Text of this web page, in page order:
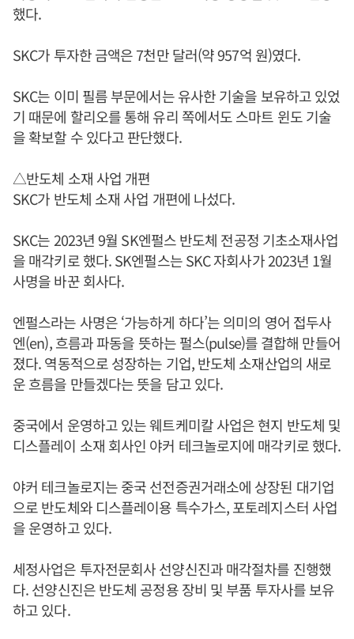
했다.
SKC가 투자한 금액은 7천만 달러(약 957억 원)였다.
SKC는 이미 필름 부문에서는 유사한 기술을 보유하고 있었
기 때문에 할리오를 통해 유리 쪽에서도 스마트 윈도 기술
을 확보할 수 있다고 판단했다.
△반도체 소재 사업 개편
SKC가 반도체 소재 사업 개편에 나섰다.
SKC는 2023년 9월 SK엔펄스 반도체 전공정 기초소재사업
을 매각키로 했다. SK엔펄스는 SKC 자회사가 2023년 1월
사명을 바꾼 회사다.
엔펄스라는 사명은 ‘가능하게 하다’는 의미의 영어 접두사
엔(en), 흐름과 파동을 뜻하는 펄스(pulse)를 결합해 만들어
졌다. 역동적으로 성장하는 기업, 반도체 소재산업의 새로
운 흐름을 만들겠다는 뜻을 담고 있다.
중국에서 운영하고 있는 웨트케미칼 사업은 현지 반도체 및
디스플레이 소재 회사인 야커 테크놀로지에 매각키로 했다.
야커 테크놀로지는 중국 선전증권거래소에 상장된 대기업
으로 반도체와 디스플레이용 특수가스, 포토레지스터 사업
을 운영하고 있다.
세정사업은 투자전문회사 선양신진과 매각절차를 진행했
다. 선양신진은 반도체 공정용 장비 및 부품 투자사를 보유
하고 있다.